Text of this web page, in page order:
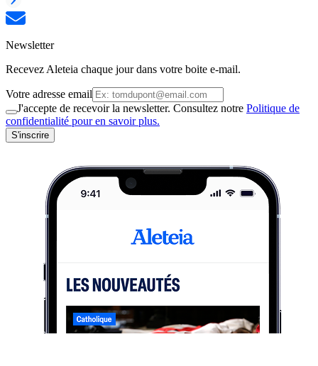
Newsletter
Recevez Aleteia chaque jour dans votre boite e-mail.
Votre adresse email
J'accepte de recevoir la newsletter. Consultez notre Politique de
confidentialité pour en savoir plus.
S'inscrire